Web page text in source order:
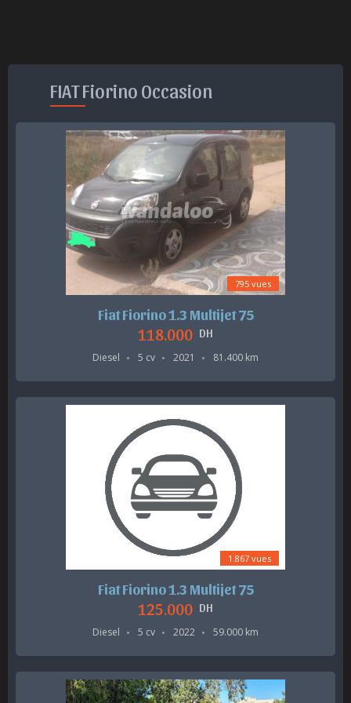
FIAT Fiorino Occasion
795 vues
Fiat Fiorino 1.3 Multijet 75
118.000 DH
Diesel 5 cv 2021 81.400 km
1.867 vues
Fiat Fiorino 1.3 Multijet 75
125.000 DH
Diesel 5 cv 2022 59.000 km